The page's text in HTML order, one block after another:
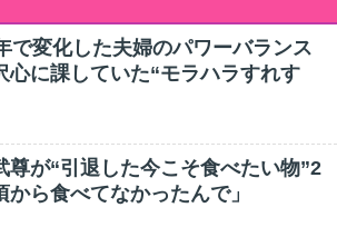
で変化した夫婦のパワーバランス
に課していた“モラハラすれす
尊が“引退した今こそ食べたい物”2
ら食べてなかったんで」